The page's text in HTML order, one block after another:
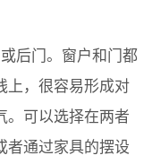
后门。窗户和门都
上，很容易形成对
。可以选择在两者
者通过家具的摆设